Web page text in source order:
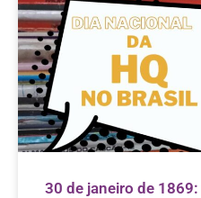
30 de janeiro de